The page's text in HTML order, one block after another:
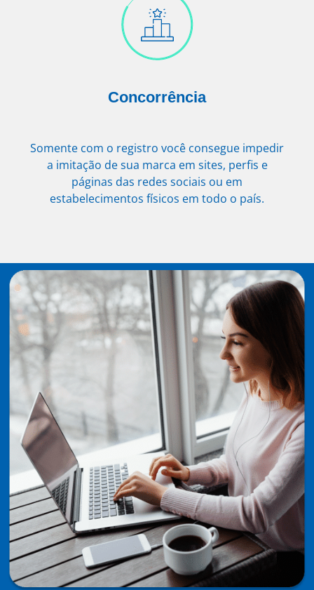
Concorrência
Somente com o registro você consegue impedir
a imitação de sua marca em sites, perfis e
páginas das redes sociais ou em
estabelecimentos físicos em todo o país.